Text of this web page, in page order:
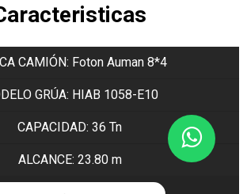
CAMIÓN: Foton Auman 8*4
GRÚA: HIAB 1058-E10
CAPACIDAD: 36 Tn
ALCANCE: 23.80 m